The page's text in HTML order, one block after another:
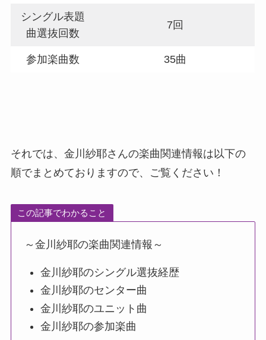
シングル表題
曲選抜回数
7回
参加楽曲数 35曲
それでは、金川紗耶さんの楽曲関連情報は以下の
順でまとめておりますので、ご覧ください！
この記事でわかること
～金川紗耶の楽曲関連情報～
金川紗耶のシングル選抜経歴
金川紗耶のセンター曲
金川紗耶のユニット曲
金川紗耶の参加楽曲